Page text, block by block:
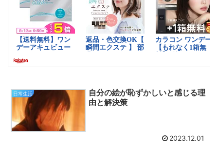
日常生活
自分の絵が恥ずかしいと感じる理
由と解決策
2023.12.01